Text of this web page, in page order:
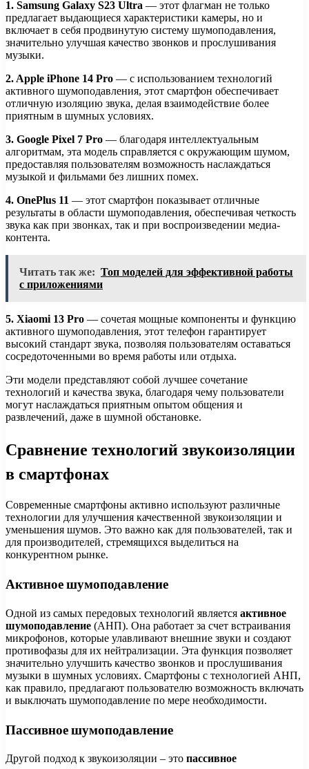
1. Samsung Galaxy S23 Ultra — этот флагман не только
предлагает выдающиеся характеристики камеры, но и
включает в себя продвинутую систему шумоподавления,
значительно улучшая качество звонков и прослушивания
музыки.
2. Apple iPhone 14 Pro — с использованием технологий
активного шумоподавления, этот смартфон обеспечивает
отличную изоляцию звука, делая взаимодействие более
приятным в шумных условиях.
3. Google Pixel 7 Pro — благодаря интеллектуальным
алгоритмам, эта модель справляется с окружающим шумом,
предоставляя пользователям возможность наслаждаться
музыкой и фильмами без лишних помех.
4. OnePlus 11 — этот смартфон показывает отличные
результаты в области шумоподавления, обеспечивая четкость
звука как при звонках, так и при воспроизведении медиа-
контента.
Читать так же: Топ моделей для эффективной работы
с приложениями
5. Xiaomi 13 Pro — сочетая мощные компоненты и функцию
активного шумоподавления, этот телефон гарантирует
высокий стандарт звука, позволяя пользователям оставаться
сосредоточенными во время работы или отдыха.
Эти модели представляют собой лучшее сочетание
технологий и качества звука, благодаря чему пользователи
могут наслаждаться приятным опытом общения и
развлечений, даже в шумной обстановке.
Сравнение технологий звукоизоляции
в смартфонах
Современные смартфоны активно используют различные
технологии для улучшения качественной звукоизоляции и
уменьшения шумов. Это важно как для пользователей, так и
для производителей, стремящихся выделиться на
конкурентном рынке.
Активное шумоподавление
Одной из самых передовых технологий является активное
шумоподавление (АНП). Она работает за счет встраивания
микрофонов, которые улавливают внешние звуки и создают
противофазы для их нейтрализации. Эта функция позволяет
значительно улучшить качество звонков и прослушивания
музыки в шумных условиях. Смартфоны с технологией АНП,
как правило, предлагают пользователю возможность включать
и выключать шумоподавление по мере необходимости.
Пассивное шумоподавление
Другой подход к звукоизоляции – это пассивное